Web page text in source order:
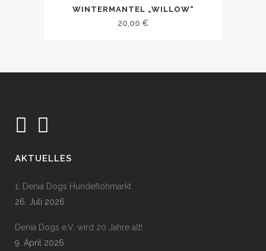
WINTERMANTEL „WILLOW“
20,00 €
AKTUELLES
1. Denia Dogs Hundeflohmarkt
26. Juli 2026
Denia Dogs e.V. wird 20 Jahre alt!
9. April 2026